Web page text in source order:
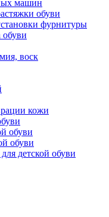
машин
обуви
фурнитуры
обуви
воск
кожи
обуви
обуви
детской обуви